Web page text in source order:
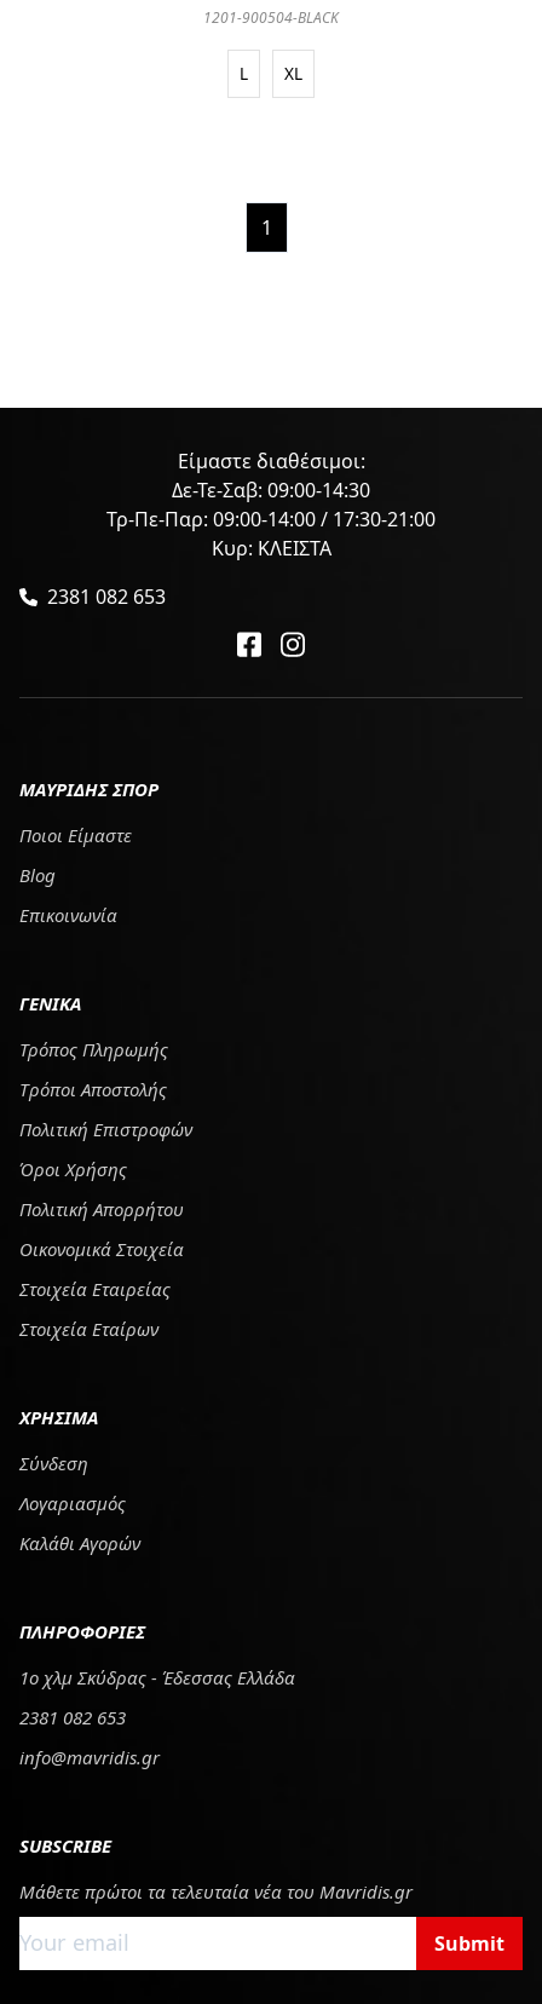
1201-900504-BLACK
L XL
1
Είμαστε διαθέσιμοι:
Δε-Τε-Σαβ: 09:00-14:30
Τρ-Πε-Παρ: 09:00-14:00 / 17:30-21:00
Κυρ: ΚΛΕΙΣΤΑ
2381 082 653
ΜΑΥΡΙΔΗΣ ΣΠΟΡ
Ποιοι Είμαστε
Blog
Επικοινωνία
ΓΕΝΙΚΑ
Τρόπος Πληρωμής
Tρόποι Αποστολής
Πολιτική Επιστροφών
Όροι Χρήσης
Πολιτική Απορρήτου
Οικονομικά Στοιχεία
Στοιχεία Εταιρείας
Στοιχεία Εταίρων
ΧΡΗΣΙΜΑ
Σύνδεση
Λογαριασμός
Καλάθι Αγορών
ΠΛΗΡΟΦΟΡΙΕΣ
1ο χλμ Σκύδρας - Έδεσσας Ελλάδα
2381 082 653
info@mavridis.gr
SUBSCRIBE
Μάθετε πρώτοι τα τελευταία νέα του Mavridis.gr
Submit